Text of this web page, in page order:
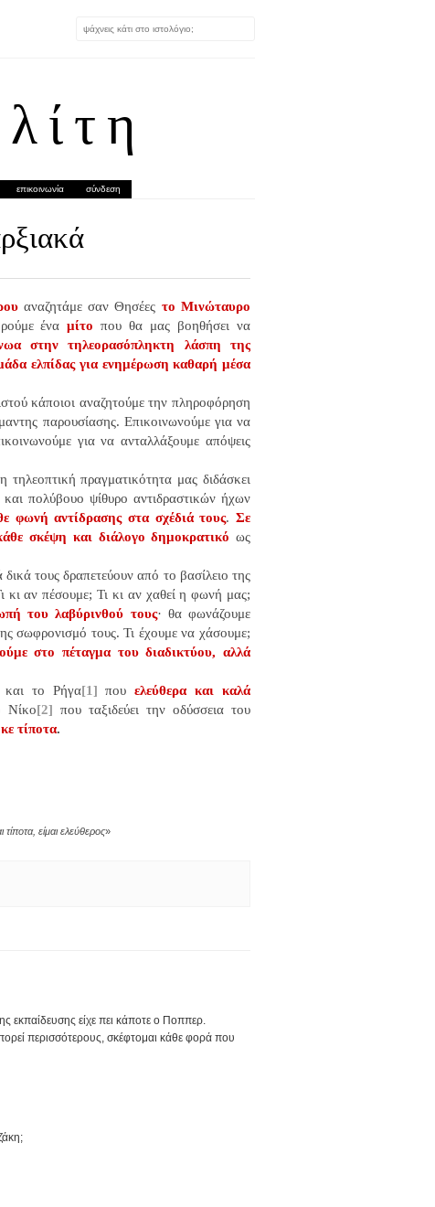
επικοινωνία σύνδεση
αναζητάμε σαν Θησέες το Μινώταυρο
έναμίτο που θα μας βοηθήσει να
στην τηλεορασόπληκτη λάσπη της
ελπίδας για ενημέρωση καθαρή μέσα
κάποιοι αναζητούμε την πληροφόρηση
παρουσίασης. Επικοινωνούμε για να
για να ανταλλάξουμε απόψεις
πραγματικότητα μας διδάσκει
πολύβουο ψίθυρο αντιδραστικών ήχων
φωνή αντίδρασης στα σχέδιά τους.Σε
σκέψη και διάλογο δημοκρατικό ως
τους δραπετεύουν από το βασίλειο της
κι αν πέσουμε; Τι κι αν χαθεί η φωνή μας;
του λαβύρινθού τους· θα φωνάζουμε
σωφρονισμό τους. Τι έχουμε να χάσουμε;
στο πέταγμα του διαδικτύου, αλλά
και το Ρήγα[1] πουελεύθερα και καλά
Νίκο[2] που ταξιδεύει την οδύσσεια του
τίποτα.
τίποτα, είμαι ελεύθερος»
εκπαίδευσης είχε πει κάποτε ο Ποππερ.
περισσότερους, σκέφτομαι κάθε φορά που